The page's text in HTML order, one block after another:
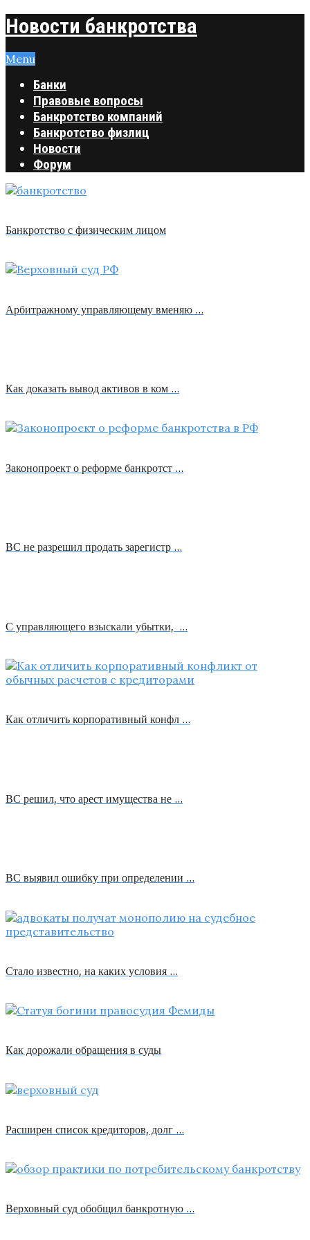
Новости банкротства
Menu
Банки
Правовые вопросы
Банкротство компаний
Банкротство физлиц
Новости
Форум
Банкротство с физическим лицом
Арбитражному управляющему вменяю …
Как доказать вывод активов в ком …
Законопроект о реформе банкротст …
ВС не разрешил продать зарегистр …
С управляющего взыскали убытки, …
Как отличить корпоративный конфл …
ВС решил, что арест имущества не …
ВС выявил ошибку при определении …
Стало известно, на каких условия …
Как дорожали обращения в суды
Расширен список кредиторов, долг …
Верховный суд обобщил банкротную …